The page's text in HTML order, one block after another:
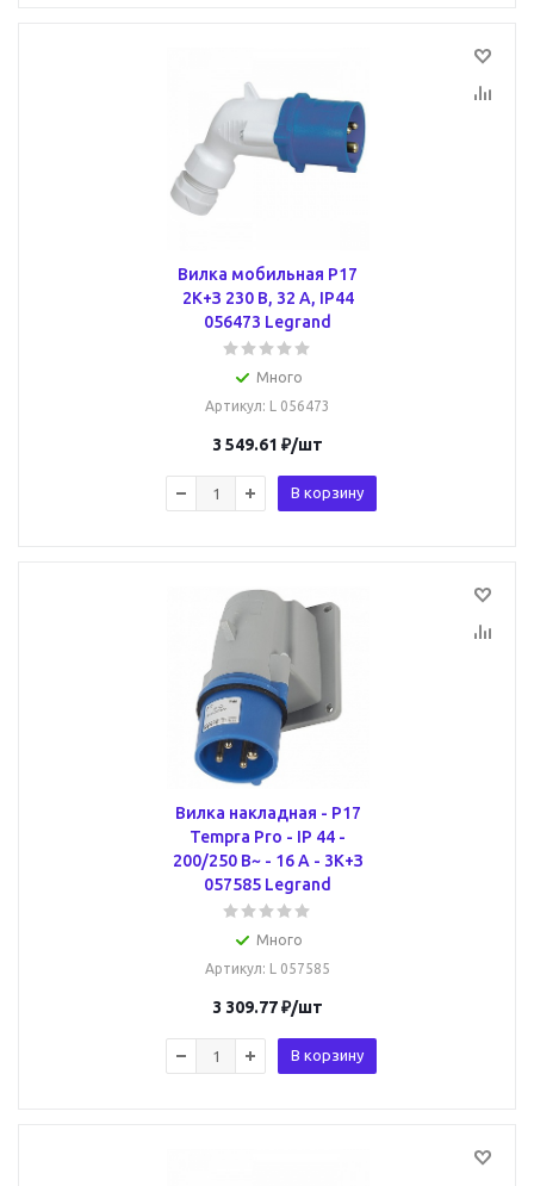
Вилка мобильная P17
2К+З 230 В, 32 А, IP44
056473 Legrand
Много
Артикул: L 056473
3 549.61 ₽/шт
В корзину
Вилка накладная - P17
Tempra Pro - IP 44 -
200/250 В~ - 16 A - 3К+З
057585 Legrand
Много
Артикул: L 057585
3 309.77₽/шт
В корзину